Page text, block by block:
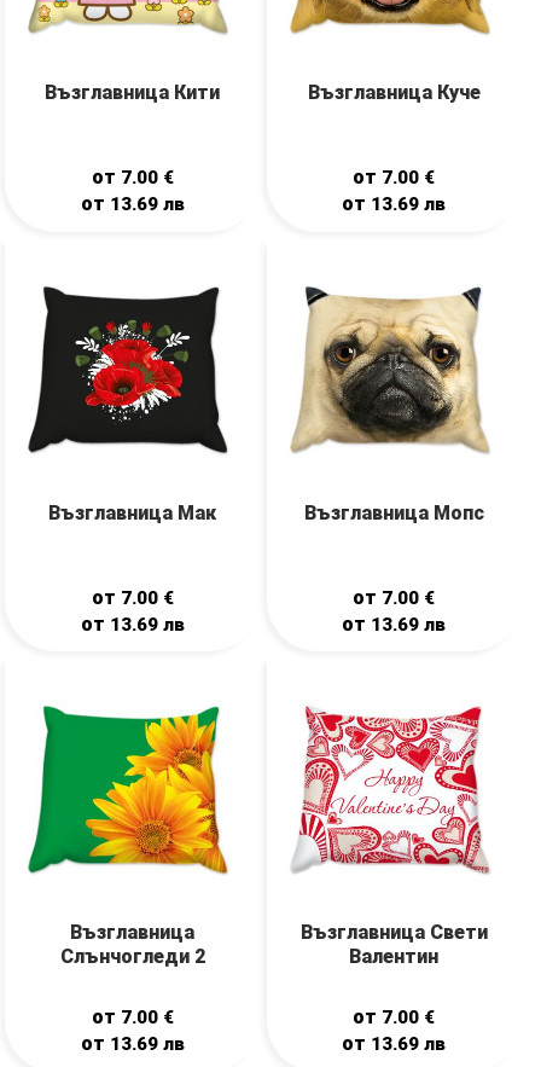
Възглавница Кити
от 7.00 €
от 13.69 лв
Възглавница Куче
от 7.00 €
от 13.69лв
Възглавница Мак
от 7.00 €
от 13.69 лв
Възглавница Мопс
от 7.00 €
от 13.69лв
Възглавница
Слънчогледи 2
от 7.00 €
от 13.69 лв
Възглавница Свети
Валентин
от 7.00 €
от 13.69лв